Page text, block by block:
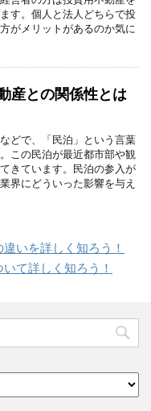
す。個人と法人どちらで投
がメリットがあるのか気に
産との関係性とは
どで、「民泊」という言葉
この民泊が最近都市部や観
きています。民泊の参入が
界にどういった影響を与え
いを詳しく知ろう！
て詳しく知ろう！